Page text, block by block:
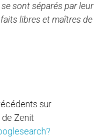
sont séparés par leur
libres et maîtres de
sur
de Zenit